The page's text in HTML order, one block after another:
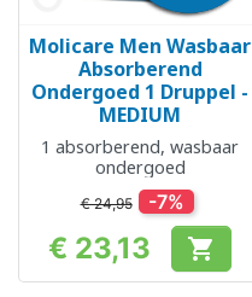
Molicare Men Wasbaar
Absorberend
Ondergoed 1 Druppel -
MEDIUM
1 absorberend, wasbaar
ondergoed
€ 24,95 -7%
Prijs
€ 23,13 